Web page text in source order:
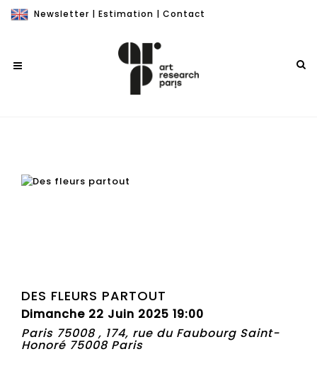
Newsletter | Estimation | Contact
DES FLEURS PARTOUT
Dimanche 22 Juin 2025 19:00
Paris 75008 , 174, rue du Faubourg Saint-
Honoré 75008 Paris